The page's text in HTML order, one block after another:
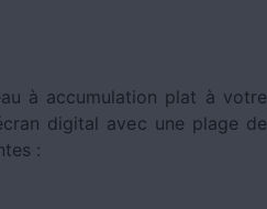
à accumulation plat à votre
digital avec une plage de
: